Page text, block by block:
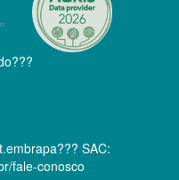
SAC:
fale-conosco